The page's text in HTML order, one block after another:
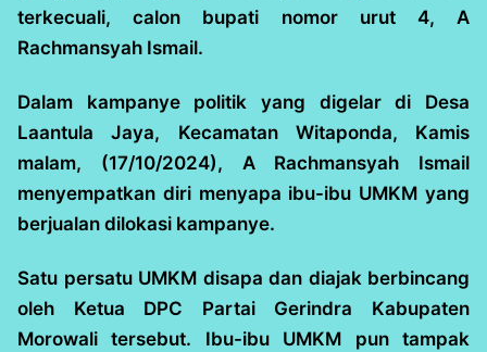
terkecuali, calon bupati nomor urut 4, A
Rachmansyah Ismail.
Dalam kampanye politik yang digelar di Desa
Laantula Jaya, Kecamatan Witaponda, Kamis
malam, (17/10/2024), A Rachmansyah Ismail
menyempatkan diri menyapa ibu-ibu UMKM yang
berjualan dilokasi kampanye.
Satu persatu UMKM disapa dan diajak berbincang
oleh Ketua DPC Partai Gerindra Kabupaten
Morowali tersebut. Ibu-ibu UMKM pun tampak